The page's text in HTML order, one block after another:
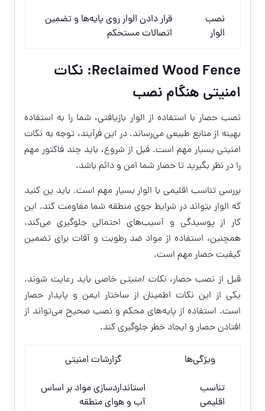
نصب
الوار
قرار دادن الوار روی پایه‌ها و تضمین
اتصالات مستحکم
Reclaimed Wood Fence: نکات
امنیتی هنگام نصب
نصب حصار با استفاده از الوار بازیافتی، شما را به استفاده
بهینه از منابع طبیعی می‌رساند. در این فرآیند، توجه به نکات
امنیتی بسیار مهم است. قبل از شروع، باید چند فاکتور مهم
را در نظر بگیرید تا حصار شما امن و دائم باشد.
بررسی تناسب اقلیمی با الوار بسیار مهم است. باید ین کنید
که الوار بتواند در شرایط جوی منطقه شما مقاومت کند. این
کار از پوسیدگی و آسیب‌های احتمالی جلوگیری می‌کند.
همچنین، استفاده از مواد ضد رطوبت و آفات برای تضمین
کیفیت حصار مهم است.
قبل از نصب حصار،نکات امنیتیخاصی باید رعایت شوند.
یکی از این نکات اطمینان از ساختار ایمن و پایدار حصار
است. استفاده از پایه‌های محکم و نصب صحیح می‌تواند از
افتادن حصار و ایجاد خطر جلوگیری کند.
ویژگی‌ها
گزارشات امنیتی
تناسب
اقلیمی
استانداردسازی مواد بر اساس
آب و هوای منطقه